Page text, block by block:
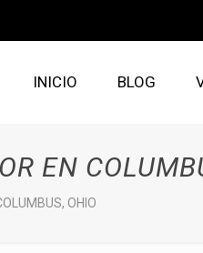
INICIO BLOG
EN
OHIO